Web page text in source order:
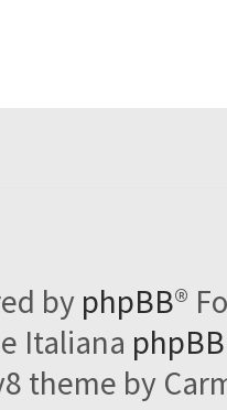
by phpBB®
Italiana
theme by